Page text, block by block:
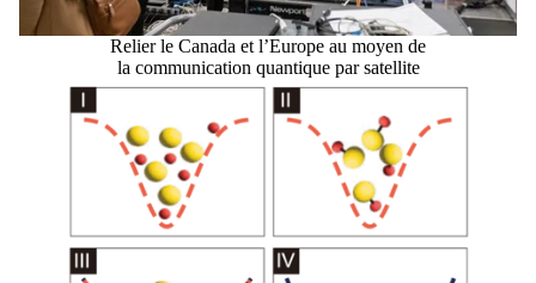
Relier le Canada et l’Europe au moyen de
la communication quantique par satellite